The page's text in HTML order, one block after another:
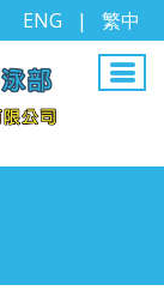
ENG | 繁中